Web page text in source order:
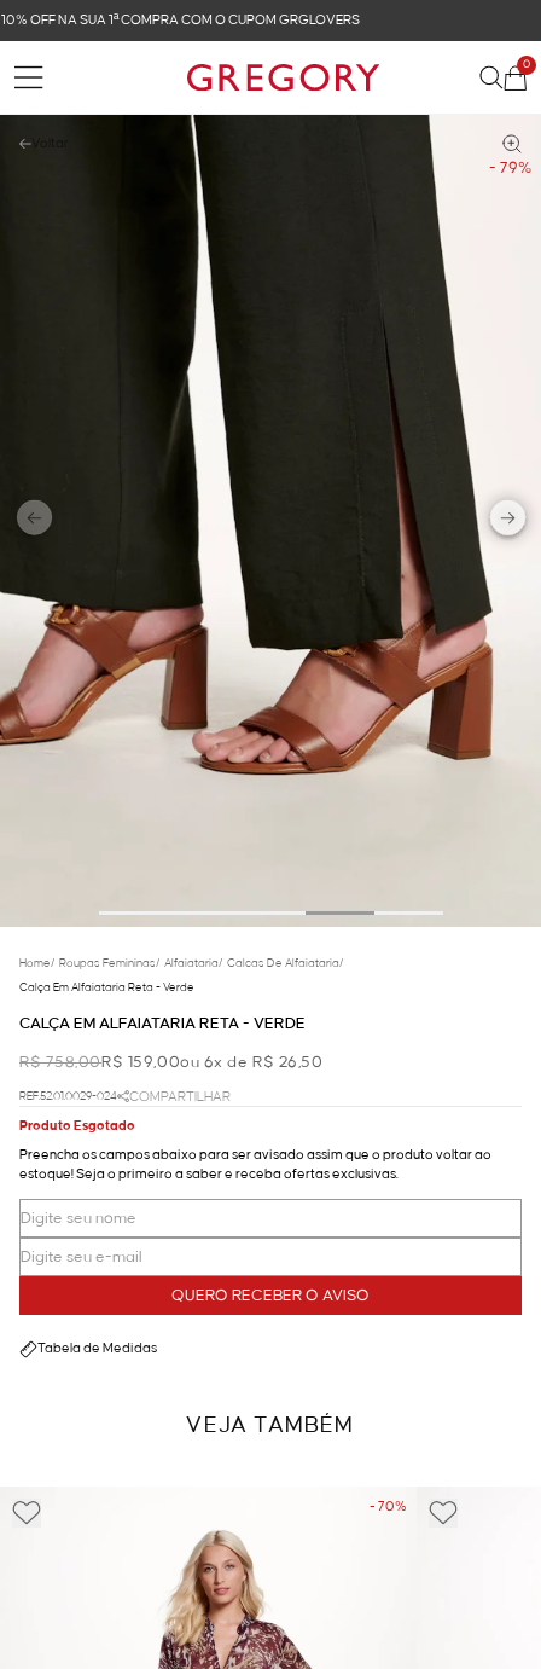
FRETE GRÁTIS NAS COMPRAS ACIMA DE R$ 899
0
- 79%
Home/ Roupas Femininas/ Alfaiataria/ Calcas De Alfaiataria/
Calça Em Alfaiataria Reta - Verde
CALÇA EM ALFAIATARIA RETA - VERDE
R$ 758,00R$ 159,00ou 6x de R$ 26,50
REF.52.01.0029-024
COMPARTILHAR
Produto Esgotado
Preencha os campos abaixo para ser avisado assim que o produto voltar ao
estoque! Seja o primeiro a saber e receba ofertas exclusivas.
QUERO RECEBER O AVISO
Tabela de Medidas
VEJA TAMBÉM
- 70%